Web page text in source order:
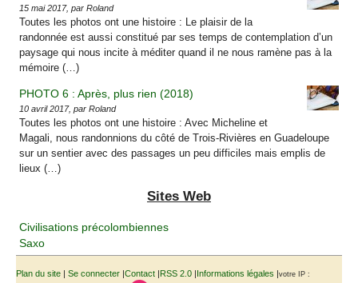
15 mai 2017, par Roland
Toutes les photos ont une histoire : Le plaisir de la
randonnée est aussi constitué par ses temps de contemplation d’un
paysage qui nous incite à méditer quand il ne nous ramène pas à la
mémoire (…)
PHOTO 6 : Après, plus rien (2018)
10 avril 2017, par Roland
Toutes les photos ont une histoire : Avec Micheline et
Magali, nous randonnions du côté de Trois-Rivières en Guadeloupe
sur un sentier avec des passages un peu difficiles mais emplis de
lieux (…)
Sites Web
Civilisations précolombiennes
Saxo
Plan du site Se connecter Contact RSS 2.0 Informations légales votre IP :